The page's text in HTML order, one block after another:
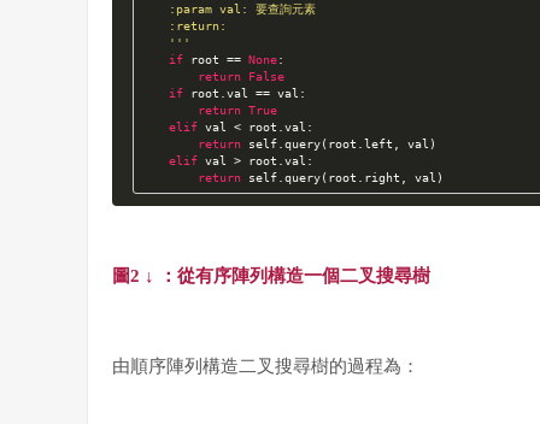
    :param val: 要查詢元素
    :return:
    '''
if root == None:
return
False
if root.val == val:
return True
elif val < root.val:
return self.query(root.left, val)
elif val > root.val:
return self.query(root.right, val)
圖2 ↓ ： 從有序陣列構造一個二叉搜尋樹
由順序陣列構造二叉搜尋樹的過程為：